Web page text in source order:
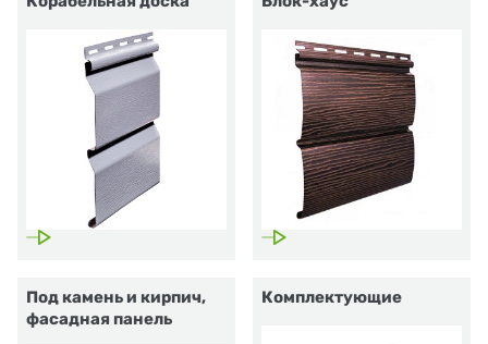
Под камень и кирпич,
фасадная панель
Комплектующие